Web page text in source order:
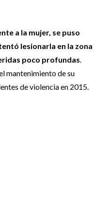
a la mujer, se puso
lesionarla en la zona
poco profundas.
mantenimiento de su
de violencia en 2015.